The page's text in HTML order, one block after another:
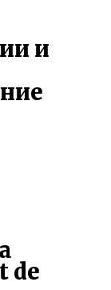
и
de